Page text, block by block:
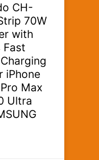
CH-
70W
with
Fast
iPhone
Max
Ultra